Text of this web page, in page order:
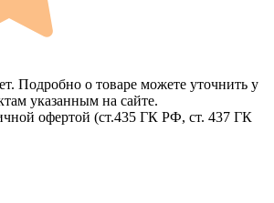
Подробно о товаре можете уточнить у
указанным на сайте.
офертой (ст.435 ГК РФ, cт. 437 ГК